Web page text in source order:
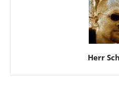
Herr